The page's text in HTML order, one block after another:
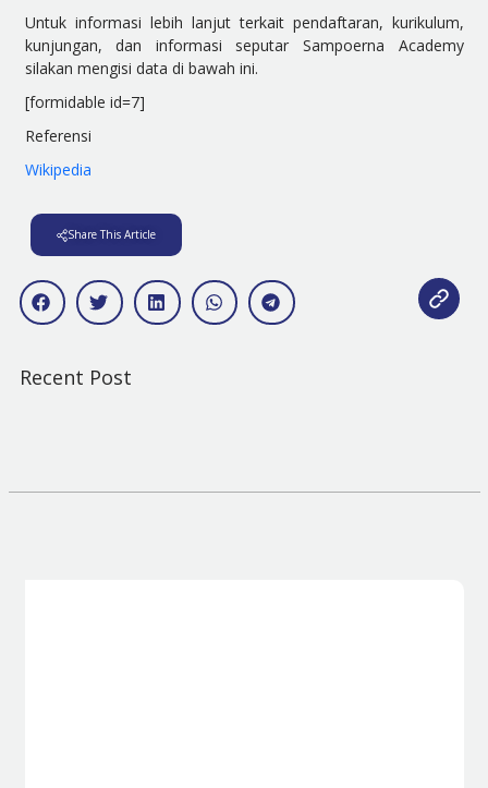
Untuk informasi lebih lanjut terkait pendaftaran, kurikulum,
kunjungan, dan informasi seputar Sampoerna Academy
silakan mengisi data di bawah ini.
[formidable id=7]
Referensi
Wikipedia
Share This Article
Recent Post